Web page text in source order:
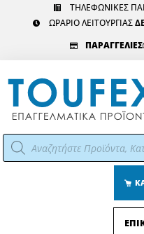
ΤΗΛΕΦΩΝΙΚΕΣ
ΩΡΑΡΙΟ ΛΕΙΤΟΥΡΓΙΑΣ
ΠΑΡΑΓΓΕΛΙΕΣ
Αναζήτηση
προϊόντων